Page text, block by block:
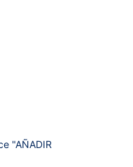
"AÑADIR